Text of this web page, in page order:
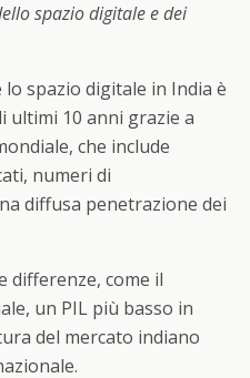
spazio digitale e dei
spazio digitale in India è
ultimi 10 anni grazie a
che include
numeri di
diffusa penetrazione dei
differenze, come il
un PIL più basso in
del mercato indiano